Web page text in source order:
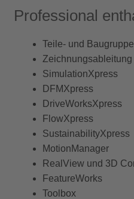
Professional
Teile- und
Zeichnungsableitung
SimulationXpress
DFMXpress
DriveWorksXpress
FlowXpress
SustainabilityXpress
MotionManager
RealView und 3D
FeatureWorks
Toolbox